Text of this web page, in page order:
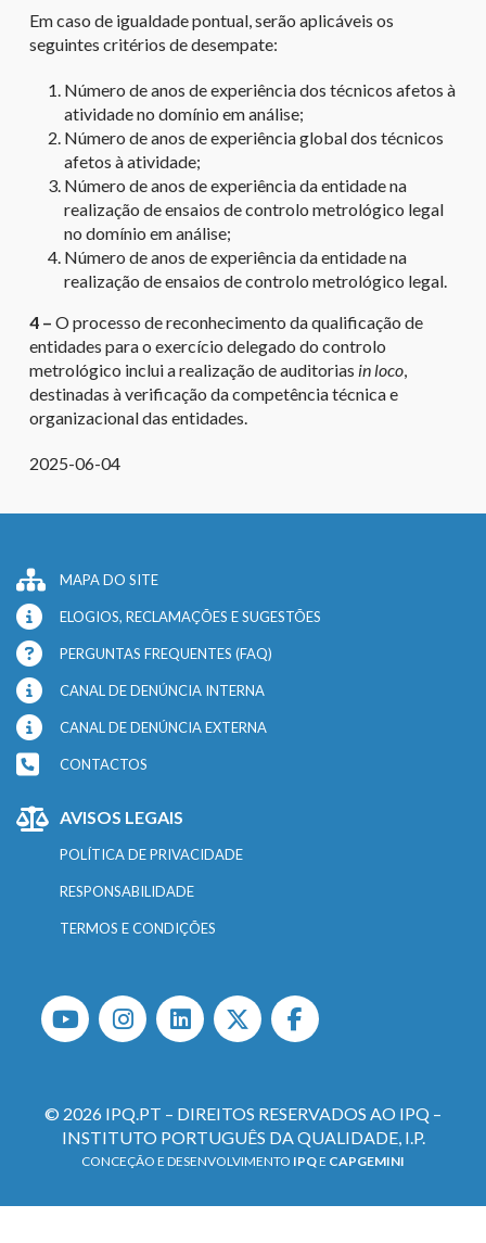
Em caso de igualdade pontual, serão aplicáveis os
seguintes critérios de desempate:
Número de anos de experiência dos técnicos afetos à
atividade no domínio em análise;
Número de anos de experiência global dos técnicos
afetos à atividade;
Número de anos de experiência da entidade na
realização de ensaios de controlo metrológico legal
no domínio em análise;
Número de anos de experiência da entidade na
realização de ensaios de controlo metrológico legal.
4 – O processo de reconhecimento da qualificação de
entidades para o exercício delegado do controlo
metrológico inclui a realização de auditorias in loco,
destinadas à verificação da competência técnica e
organizacional das entidades.
2025-06-04
MAPA DO SITE
ELOGIOS, RECLAMAÇÕES E SUGESTÕES
PERGUNTAS FREQUENTES (FAQ)
CANAL DE DENÚNCIA INTERNA
CANAL DE DENÚNCIA EXTERNA
CONTACTOS
AVISOS LEGAIS
POLÍTICA DE PRIVACIDADE
RESPONSABILIDADE
TERMOS E CONDIÇÕES
© 2026 IPQ.PT – DIREITOS RESERVADOS AO IPQ –
INSTITUTO PORTUGUÊS DA QUALIDADE, I.P.
CONCEÇÃO E DESENVOLVIMENTO IPQE CAPGEMINI